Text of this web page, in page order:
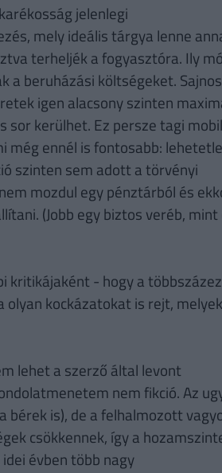
jelenlegi
mely ideális tárgya lenne
terheljék a fogyasztóra. Ily
a beruházási költségeket.
igen alacsony szinten
sor kerülhet. Ez persze tagi
még ennél is fontosabb:
szinten sem adott a törvényi
mozdul egy pénztárból és
(Jobb egy biztos veréb, mint
kritikájaként - hogy a
kockázatokat is rejt, melyek
lehet a szerző által levont
nem fikció. Az
bérek is), de a felhalmozott
csökkennek, így a
évben több nagy